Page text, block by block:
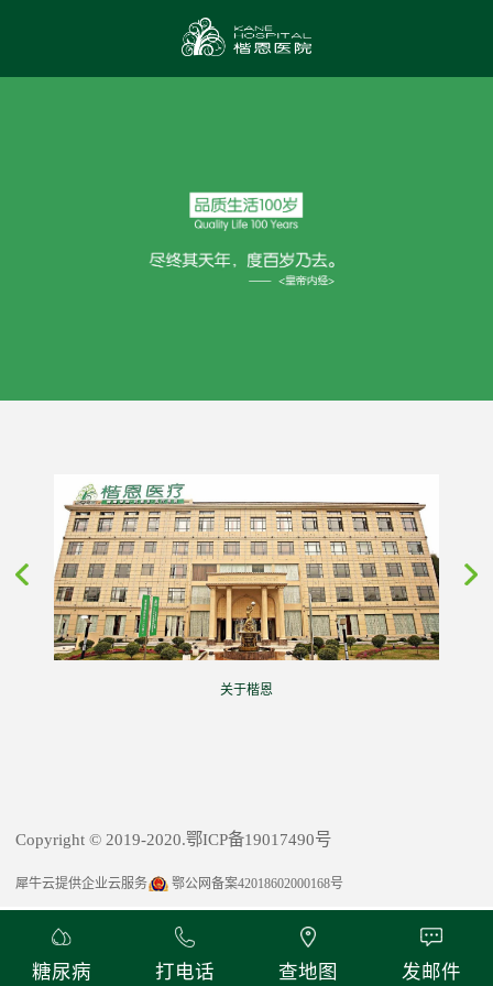
关于楷恩
Copyright © 2019-2020.鄂ICP备19017490号
犀牛云提供企业云服务 鄂公网备案42018602000168号
糖尿病 打电话 查地图 发邮件